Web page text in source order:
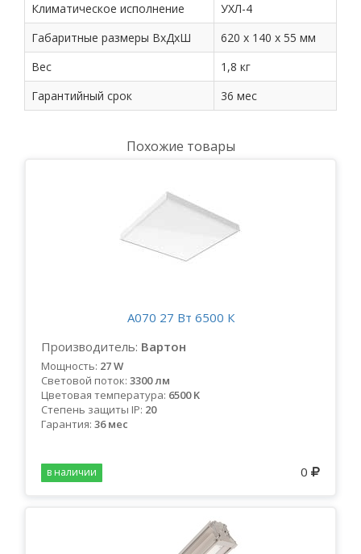
Климатическое исполнение
УХЛ-4
Габаритные размеры ВхДхШ
620 х 140 х 55 мм
Вес
1,8 кг
Гарантийный срок
36 мес
Похожие товары
A070 27 Вт 6500 К
Производитель: Вартон
Мощность: 27 W
Световой поток: 3300 лм
Цветовая температура: 6500 K
Степень защиты IP: 20
Гарантия: 36 мес
0
в наличии